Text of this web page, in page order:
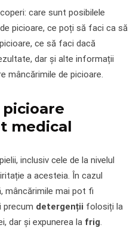
care sunt posibilele
picioare, ce poți să faci ca să
ce să faci dacă
dar și alte informații
mâncărimile de picioare.
medical
inclusiv cele de la nivelul
a acesteia. În cazul
mâncărimile mai pot fi
precum detergenții folosiți la
dar și expunerea la frig.